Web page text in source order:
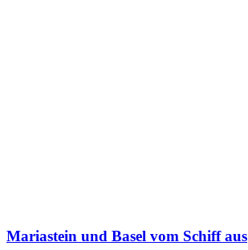
Mariastein und Basel vom Schiff aus